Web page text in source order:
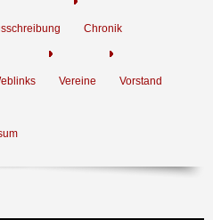
Chronik
Vereine Vorstand